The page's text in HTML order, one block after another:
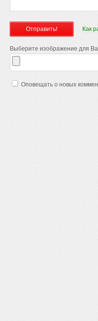
Как
Выберите изображение для
Оповещать о новых